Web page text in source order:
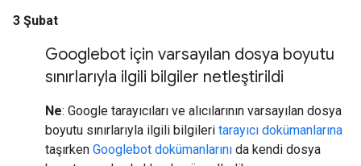
3 Şubat
Googlebot için varsayılan dosya boyutu
sınırlarıyla ilgili bilgiler netleştirildi
Ne: Google tarayıcıları ve alıcılarının varsayılan dosya
boyutu sınırlarıyla ilgili bilgileri tarayıcı dokümanlarına
taşırken Googlebot dokümanlarını da kendi dosya